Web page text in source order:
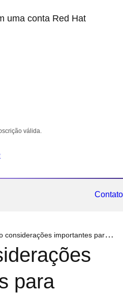
uma conta Red Hat
válida.
Contato
importantes para equipes de TI que estão adotando containers
para